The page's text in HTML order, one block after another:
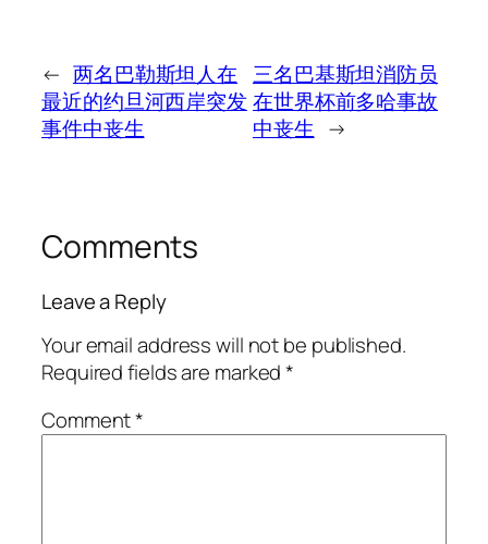
← 两名巴勒斯坦人在
最近的约旦河西岸突发
事件中丧生
三名巴基斯坦消防员
在世界杯前多哈事故
中丧生 →
Comments
Leave a Reply
Your email address will not be published.
Required fields are marked*
Comment*